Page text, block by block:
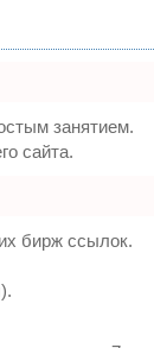
занятием.
сайта.
бирж ссылок.